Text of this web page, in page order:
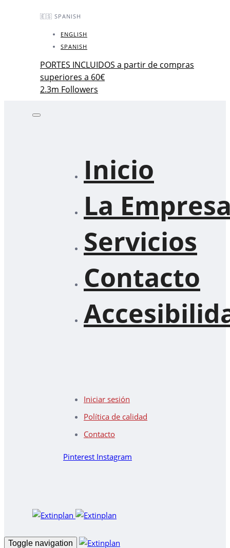
🇪🇸 SPANISH
ENGLISH
SPANISH
PORTES INCLUIDOS a partir de compras
superiores a 60€
2.3m Followers
Inicio
La
Servicios
Contacto
Iniciar sesión
Política de calidad
Contacto
Pinterest Instagram
Toggle navigation